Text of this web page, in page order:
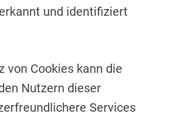
und identifiziert
von Cookies kann die
Nutzern dieser
Services